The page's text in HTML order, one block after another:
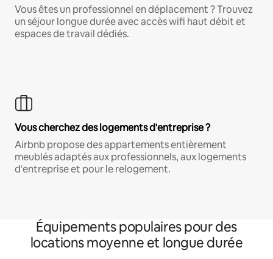
Vous êtes un professionnel en déplacement ? Trouvez
un séjour longue durée avec accès wifi haut débit et
espaces de travail dédiés.
Vous cherchez des logements d'entreprise ?
Airbnb propose des appartements entièrement
meublés adaptés aux professionnels, aux logements
d'entreprise et pour le relogement.
Équipements populaires pour des
locations moyenne et longue durée